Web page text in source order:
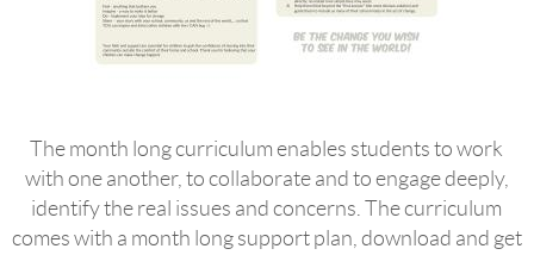
The month long curriculum enables students to work
with one another, to collaborate and to engage deeply,
identify the real issues and concerns. The curriculum
comes with a month long support plan, download and get